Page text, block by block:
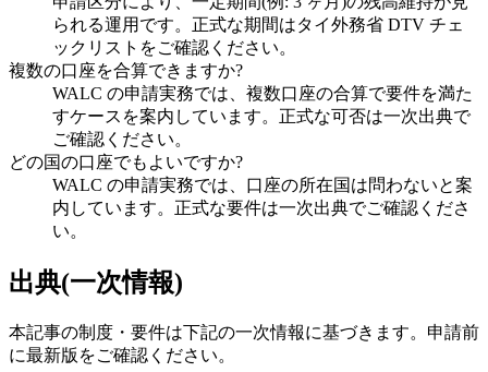
られる運用です。正式な期間はタイ外務省 DTV チェ
ックリストをご確認ください。
複数の口座を合算できますか?
WALC の申請実務では、複数口座の合算で要件を満た
すケースを案内しています。正式な可否は一次出典で
ご確認ください。
どの国の口座でもよいですか?
WALC の申請実務では、口座の所在国は問わないと案
内しています。正式な要件は一次出典でご確認くださ
い。
出典(一次情報)
本記事の制度・要件は下記の一次情報に基づきます。申請前
に最新版をご確認ください。